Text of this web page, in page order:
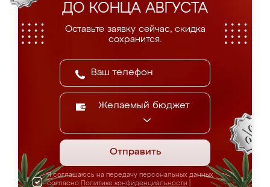
ДО КОНЦА АВГУСТА
Оставьте заявку сейчас, скидка
сохранится.
Желаемый бюджет
Отправить
Я соглашаюсь на передачу персональных данных
согласно Политике конфиденциальности